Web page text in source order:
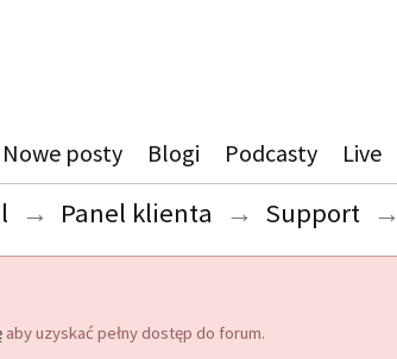
Nowe posty Blogi Podcasty Live
→ Panel klienta → Support →
aby uzyskać pełny dostęp do forum.